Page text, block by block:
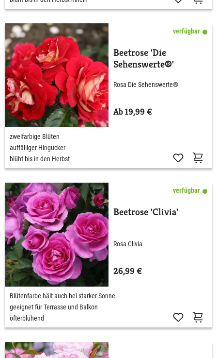
verfügbar
Beetrose 'Die
Sehenswerte®'
Rosa Die Sehenswerte®
Ab 19,99 €
zweifarbige Blüten
auffälliger Hingucker
blüht bis in den Herbst
verfügbar
Beetrose 'Clivia'
Rosa Clivia
26,99 €
Blütenfarbe hält auch bei starker Sonne
geeignet für Terrasse und Balkon
öfterblühend